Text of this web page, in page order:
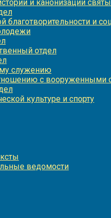
и канонизации
благотворительности и
отдел
служению
с вооруженными
культуре и спорту
ведомости